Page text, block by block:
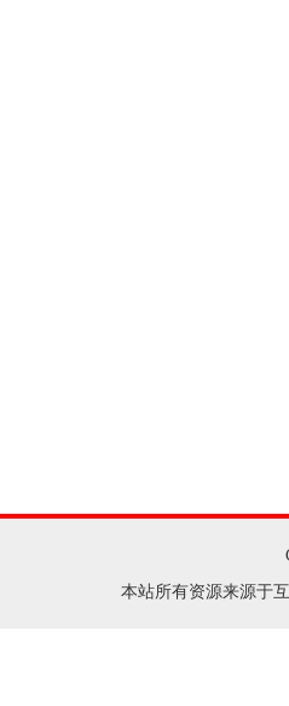
本站所有资源来源于